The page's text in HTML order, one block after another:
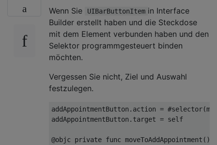
Wenn Sie
UIBarButtonItem in Interface
Builder erstellt haben und die Steckdose
mit dem Element verbunden haben und den
Selektor programmgesteuert binden
möchten.
Vergessen Sie nicht, Ziel und Auswahl
festzulegen.
addAppointmentButton . action = #selector(
addAppointmentButton . target = self
@objc private func moveToAddAppointment ()